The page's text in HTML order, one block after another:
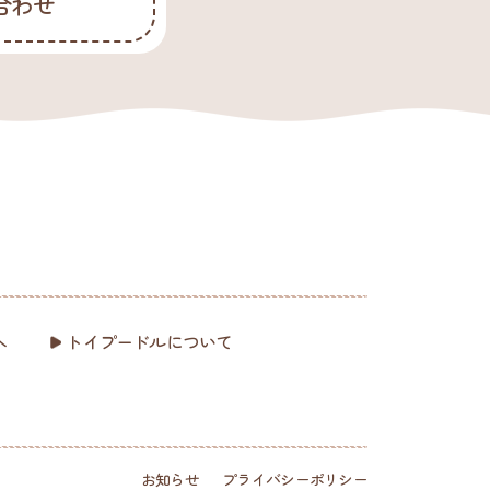
トイプードルについて
お知らせ プライバシーポリシー